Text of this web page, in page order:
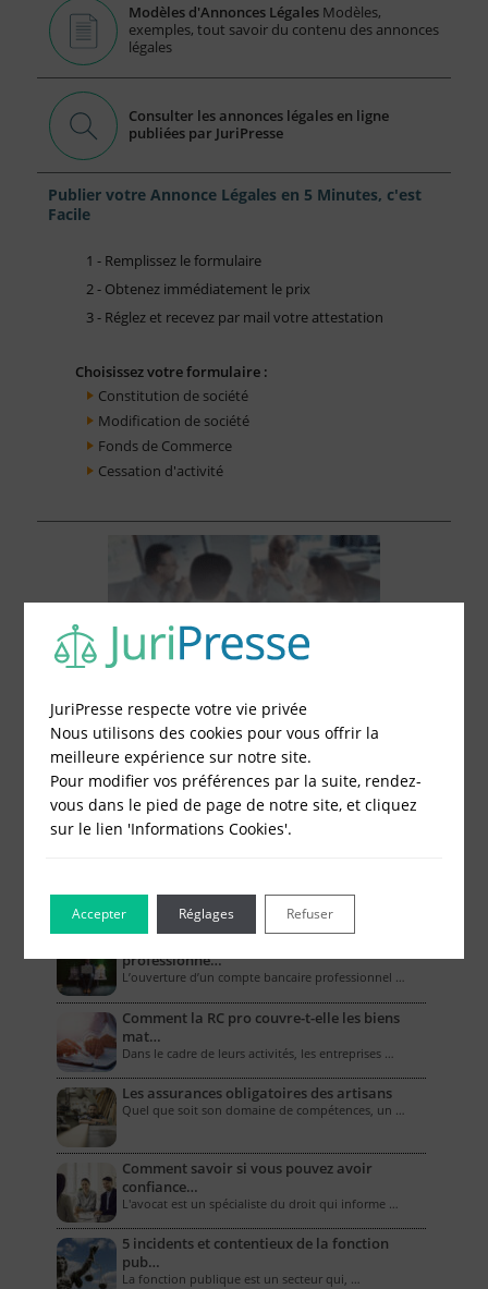
Modèles d'Annonces Légales Modèles,
exemples, tout savoir du contenu des annonces
légales
Consulter les annonces légales en ligne
publiées par JuriPresse
Publier votre Annonce Légales en 5 Minutes, c'est
Facile
1 - Remplissez le formulaire
2 - Obtenez immédiatement le prix
3 - Réglez et recevez par mail votre attestation
Choisissez votre formulaire :
Constitution de société
Modification de société
Fonds de Commerce
Cessation d'activité
Le Blog pour les Entreprises
professionne…
L’ouverture d’un compte bancaire professionnel …
Comment la RC pro couvre-t-elle les biens
mat…
Dans le cadre de leurs activités, les entreprises …
Les assurances obligatoires des artisans
Quel que soit son domaine de compétences, un …
Comment savoir si vous pouvez avoir
confiance…
L'avocat est un spécialiste du droit qui informe …
5 incidents et contentieux de la fonction
pub…
La fonction publique est un secteur qui, …
JuriPresse respecte votre vie privée
Nous utilisons des cookies pour vous offrir la
meilleure expérience sur notre site.
Pour modifier vos préférences par la suite, rendez-
vous dans le pied de page de notre site, et cliquez
sur le lien 'Informations Cookies'.
Accepter Refuser
Réglages